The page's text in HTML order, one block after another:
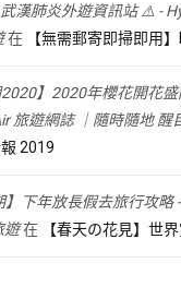
漢肺炎外遊資訊站 ⚠️ -
在 【無需郵寄即掃即用
2020】2020年櫻花開花
旅遊網誌 ｜隨時隨地 醒
2019
】下年放長假去旅行攻略
遊在 【春天の花見】世